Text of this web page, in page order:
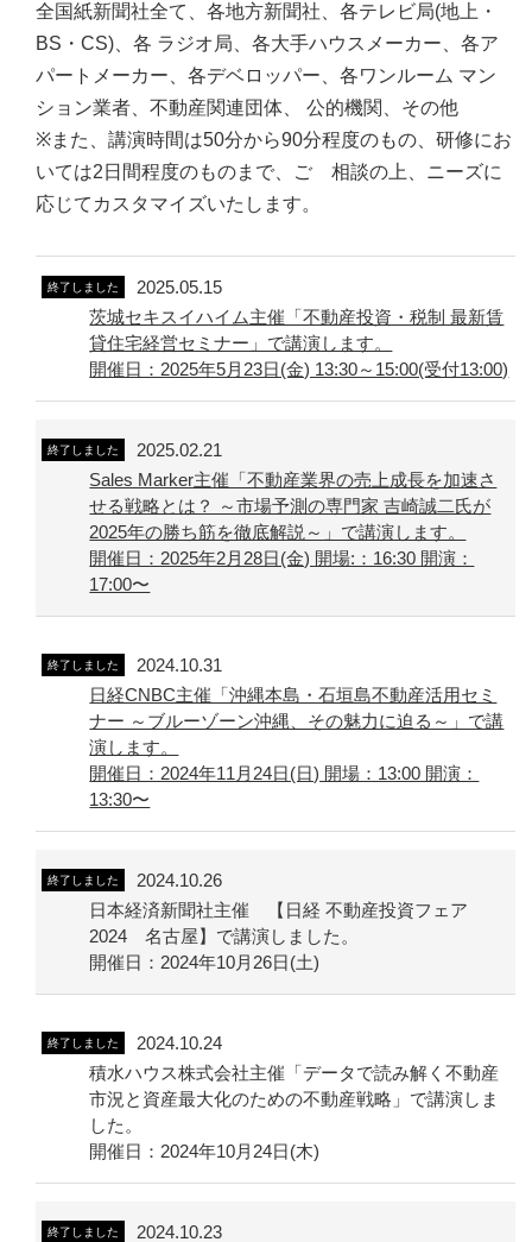
全国紙新聞社全て、各地方新聞社、各テレビ局(地上・
BS・CS)、各 ラジオ局、各大手ハウスメーカー、各ア
パートメーカー、各デベロッパー、各ワンルーム マン
ション業者、不動産関連団体、 公的機関、その他
※また、講演時間は50分から90分程度のもの、研修にお
いては2日間程度のものまで、ご゙相談の上、ニーズに
応じてカスタマイズいたします。
終了しました
2025.05.15
茨城セキスイハイム主催「不動産投資・税制 最新賃
貸住宅経営セミナー」で講演します。
開催日：2025年5月23日(金) 13:30～15:00(受付13:00)
終了しました
2025.02.21
Sales Marker主催「不動産業界の売上成長を加速さ
せる戦略とは？ ～市場予測の専門家 吉崎誠二氏が
2025年の勝ち筋を徹底解説～」で講演します。
開催日：2025年2月28日(金) 開場:：16:30 開演：
17:00〜
終了しました
2024.10.31
日経CNBC主催「沖縄本島・石垣島不動産活用セミ
ナー ～ブルーゾーン沖縄、その魅力に迫る～」で講
演します。
開催日：2024年11月24日(日) 開場：13:00 開演：
13:30〜
終了しました
2024.10.26
日本経済新聞社主催 【日経 不動産投資フェア
2024 名古屋】で講演しました。
開催日：2024年10月26日(土)
終了しました
2024.10.24
積水ハウス株式会社主催「データで読み解く不動産
市況と資産最大化のための不動産戦略」で講演しま
した。
開催日：2024年10月24日(木)
終了しました
2024.10.23